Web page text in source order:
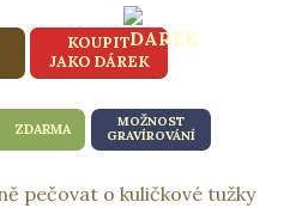
KOUPIT
JAKO DÁREK
ZDARMA
MOŽNOST
GRAVÍROVÁNÍ
pečovat o kuličkové tužky